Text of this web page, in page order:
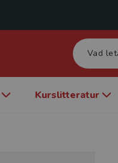
Kurslitteratur